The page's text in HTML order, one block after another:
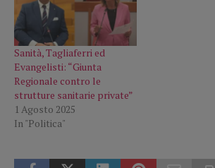
Sanità, Tagliaferri ed
Evangelisti: “Giunta
Regionale contro le
strutture sanitarie private”
1 Agosto 2025
In "Politica"